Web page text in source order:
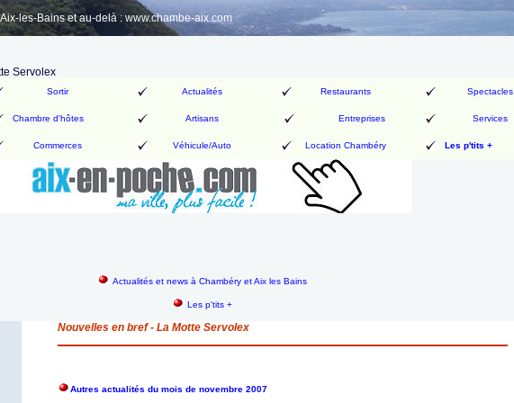
les-Bains et au-delà : www.chambe-aix.com
Servolex
Sortir Actualités Restaurants Spectacles
Chambre d'hôtes Artisans Entreprises Services
Commerces Véhicule/Auto Location Chambéry Les p'tits +
Actualités et news à Chambéry et Aix les Bains
Les p'tits +
Nouvelles en bref - La Motte Servolex
Autres actualités du mois de novembre 2007